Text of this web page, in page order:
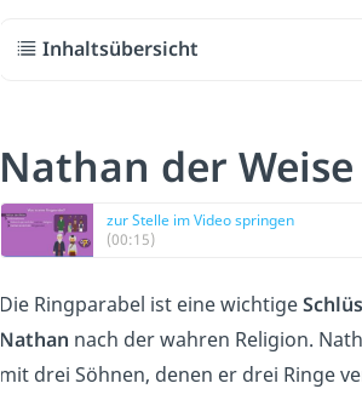
Inhaltsübersicht
Nathan der
zur Stelle im Video springen
(00:15)
Die Ringparabel ist eine wichtige
Nathan nach der wahren Religion.
mit drei Söhnen, denen er drei Ringe